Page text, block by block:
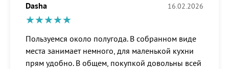
Dasha 16.02.2026
Пользуемся около полугода. В собранном виде
места занимает немного, для маленькой кухни
прям удобно. В общем, покупкой довольны всей